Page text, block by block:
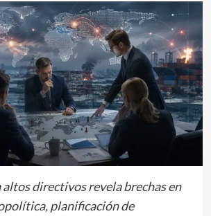
altos directivos revela brechas en
planificación de